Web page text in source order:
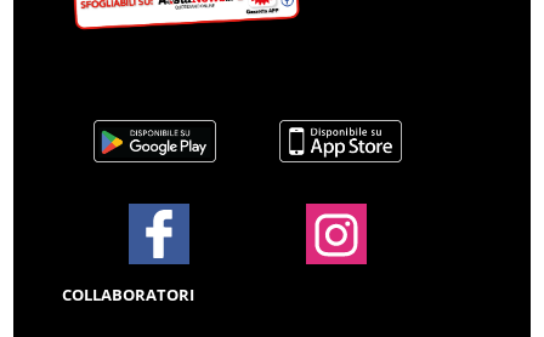
COLLABORATORI